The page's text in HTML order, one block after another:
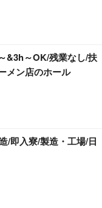
&3h～OK/残業なし/扶
メン店のホール
/即入寮/製造・工場/日